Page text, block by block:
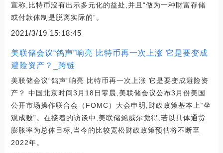
宣称,比特币沒有出示多元化的益处,并且“做为一种財富存储
或付款体制是脱离实际的”。
2021/3/19 15:18:45
美联储会议“鸽声”响亮 比特币再一次上涨 它是要变成
避险资产？_跨链
美联储会议“鸽声”响亮 比特币再一次上涨 它是要变成避险资
产？ 中国北京时间3月18日零晨,美联储会议公布3月份美国
公开市场操作联合会（FOMC）大会申明,财政政策基本上“坐
观成败”。在接着的访谈中,美联储鲍威尔觉得,若以具体通货
膨胀率为总体目标,当今的比较宽松财政政策预估将不断至
2022年。